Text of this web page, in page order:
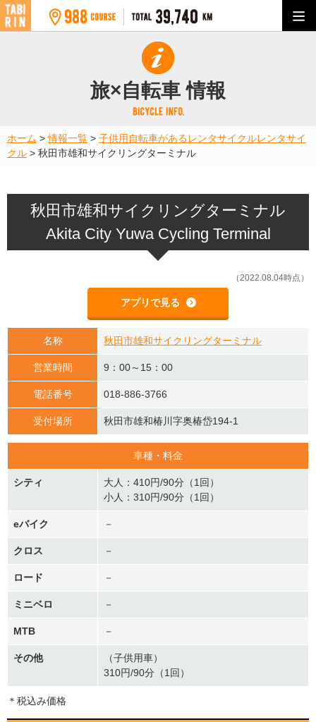
旅×自転車 情報
ホーム >情報一覧 > 子供用自転車があるレンタサイクルレンタサイ
クル > 秋田市雄和サイクリングターミナル
秋田市雄和サイクリングターミナル
Akita City Yuwa Cycling Terminal
（2022.08.04時点）
アプリで見る
名称 秋田市雄和サイクリングターミナル
営業時間 9：00～15：00
電話番号 018-886-3766
受付場所 秋田市雄和椿川字奥椿岱194-1
車種・料金
シティ
大人：410円/90分（1回）
小人：310円/90分（1回）
eバイク －
クロス －
ロード －
ミニベロ －
MTB －
その他
（子供用車）
310円/90分（1回）
＊税込み価格